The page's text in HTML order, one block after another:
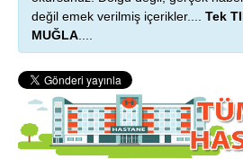
değil emek verilmiş içerikler.... Tek
MUĞLA